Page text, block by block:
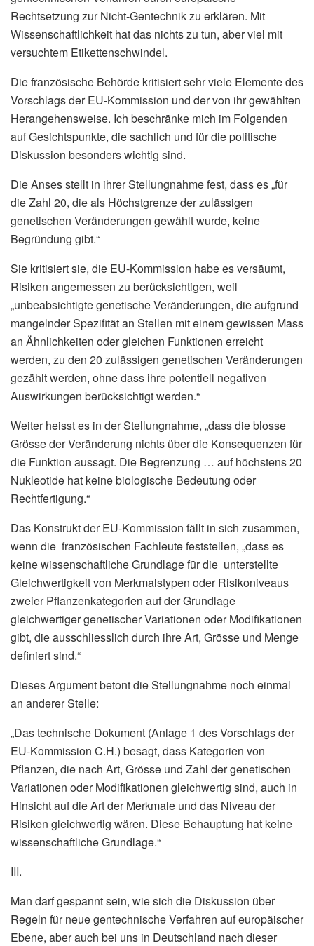
Rechtsetzung zur Nicht-Gentechnik zu erklären. Mit
Wissenschaftlichkeit hat das nichts zu tun, aber viel mit
versuchtem Etikettenschwindel.
Die französische Behörde kritisiert sehr viele Elemente des
Vorschlags der EU-Kommission und der von ihr gewählten
Herangehensweise. Ich beschränke mich im Folgenden
auf Gesichtspunkte, die sachlich und für die politische
Diskussion besonders wichtig sind.
Die Anses stellt in ihrer Stellungnahme fest, dass es „für
die Zahl 20, die als Höchstgrenze der zulässigen
genetischen Veränderungen gewählt wurde, keine
Begründung gibt.“
Sie kritisiert sie, die EU-Kommission habe es versäumt,
Risiken angemessen zu berücksichtigen, weil
„unbeabsichtigte genetische Veränderungen, die aufgrund
mangelnder Spezifität an Stellen mit einem gewissen Mass
an Ähnlichkeiten oder gleichen Funktionen erreicht
werden, zu den 20 zulässigen genetischen Veränderungen
gezählt werden, ohne dass ihre potentiell negativen
Auswirkungen berücksichtigt werden.“
Weiter heisst es in der Stellungnahme, „dass die blosse
Grösse der Veränderung nichts über die Konsequenzen für
die Funktion aussagt. Die Begrenzung … auf höchstens 20
Nukleotide hat keine biologische Bedeutung oder
Rechtfertigung.“
Das Konstrukt der EU-Kommission fällt in sich zusammen,
wenn die französischen Fachleute feststellen, „dass es
keine wissenschaftliche Grundlage für die unterstellte
Gleichwertigkeit von Merkmalstypen oder Risikoniveaus
zweier Pflanzenkategorien auf der Grundlage
gleichwertiger genetischer Variationen oder Modifikationen
gibt, die ausschliesslich durch ihre Art, Grösse und Menge
definiert sind.“
Dieses Argument betont die Stellungnahme noch einmal
an anderer Stelle:
„Das technische Dokument (Anlage 1 des Vorschlags der
EU-Kommission C.H.) besagt, dass Kategorien von
Pflanzen, die nach Art, Grösse und Zahl der genetischen
Variationen oder Modifikationen gleichwertig sind, auch in
Hinsicht auf die Art der Merkmale und das Niveau der
Risiken gleichwertig wären. Diese Behauptung hat keine
wissenschaftliche Grundlage.“
III.
Man darf gespannt sein, wie sich die Diskussion über
Regeln für neue gentechnische Verfahren auf europäischer
Ebene, aber auch bei uns in Deutschland nach dieser